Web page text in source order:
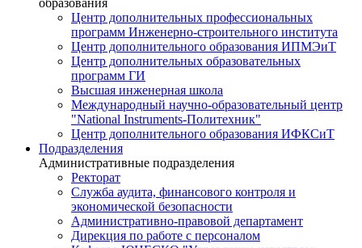
Центр дополнительных профессиональных
программ Инженерно-строительного института
Центр дополнительного образования ИПМЭиТ
Центр дополнительных образовательных
программ ГИ
Высшая инженерная школа
Международный научно-образовательный центр
"National Instruments-Политехник"
Центр дополнительного образования ИФКСиТ
Подразделения
Административные подразделения
Ректорат
Служба аудита, финансового контроля и
экономической безопасности
Административно-правовой департамент
Дирекция по работе с персоналом